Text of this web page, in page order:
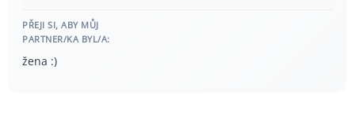
PŘEJI SI, ABY MŮJ
PARTNER/KA BYL/A:
žena :)